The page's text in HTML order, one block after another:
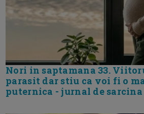
Nori in saptamana 33.
parasit dar stiu ca voi fi o
puternica - jurnal de sarcina